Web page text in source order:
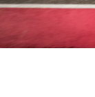
de las
país, donde
Su